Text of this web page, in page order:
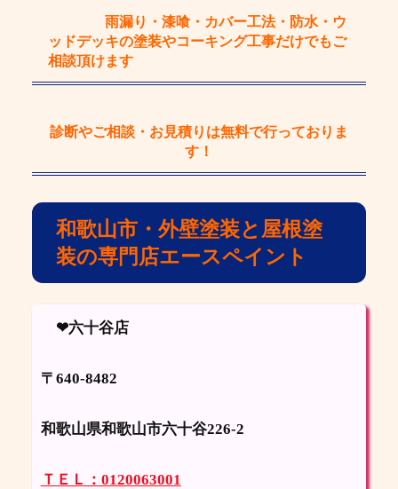
雨漏り・漆喰・カバー工法・防水・ウ
ッドデッキの塗装やコーキング工事だけでもご
相談頂けます
診断やご相談・お見積りは無料で行っておりま
す！
和歌山市・外壁塗装と屋根塗
装の専門店エースペイント
❤六十谷店
〒640-8482
和歌山県和歌山市六十谷226-2
ＴＥＬ：0120063001